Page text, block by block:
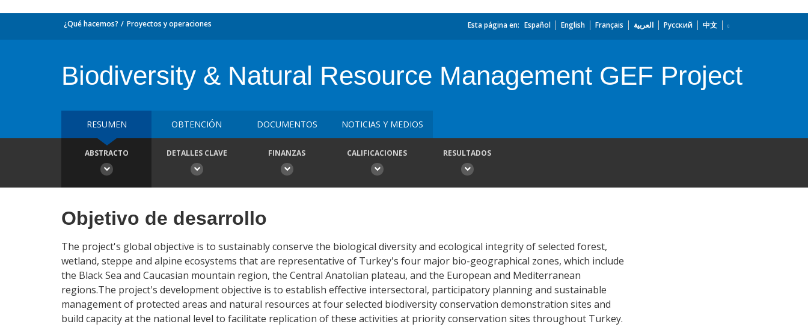
¿Qué hacemos? Proyectos y operaciones Esta página en: Español English Français العربية Русский 中文
Biodiversity & Natural Resource Management GEF Project
RESUMEN OBTENCIÓN DOCUMENTOS NOTICIAS Y MEDIOS
ABSTRACTO DETALLES CLAVE FINANZAS CALIFICACIONES RESULTADOS
Objetivo de desarrollo
The project's global objective is to sustainably conserve the biological diversity and ecological integrity of selected forest,
wetland, steppe and alpine ecosystems that are representative of Turkey's four major bio-geographical zones, which include
the Black Sea and Caucasian mountain region, the Central Anatolian plateau, and the European and Mediterranean
regions.The project's development objective is to establish effective intersectoral, participatory planning and sustainable
management of protected areas and natural resources at four selected biodiversity conservation demonstration sites and
build capacity at the national level to facilitate replication of these activities at priority conservation sites throughout Turkey.